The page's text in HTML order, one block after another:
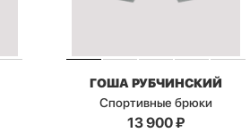
ГОША РУБЧИНСКИЙ
Спортивные брюки
13 900₽